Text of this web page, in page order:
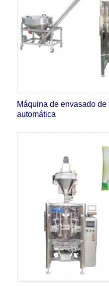
Máquina de envasado
automática